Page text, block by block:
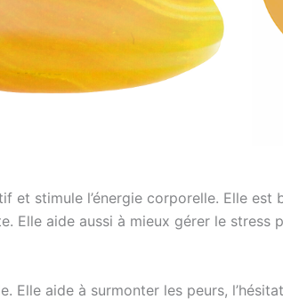
et stimule l’énergie corporelle. Elle
Elle aide aussi à mieux gérer le stress
aide à surmonter les peurs,